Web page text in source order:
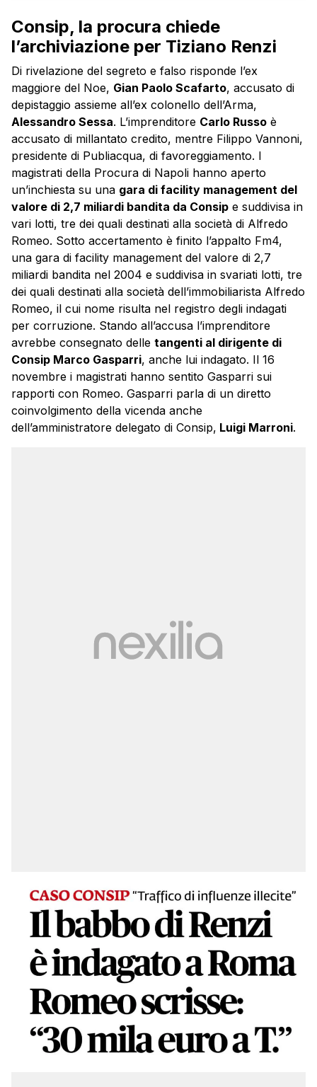
Consip, la procura chiede
l’archiviazione per Tiziano Renzi
Di rivelazione del segreto e falso risponde l’ex
maggiore del Noe, Gian Paolo Scafarto, accusato di
depistaggio assieme all’ex colonello dell’Arma,
Alessandro Sessa. L’imprenditore Carlo Russo è
accusato di millantato credito, mentre Filippo Vannoni,
presidente di Publiacqua, di favoreggiamento. I
magistrati della Procura di Napoli hanno aperto
un’inchiesta su una gara di facility management del
valore di 2,7 miliardi bandita da Consip e suddivisa in
vari lotti, tre dei quali destinati alla società di Alfredo
Romeo. Sotto accertamento è finito l’appalto Fm4,
una gara di facility management del valore di 2,7
miliardi bandita nel 2004 e suddivisa in svariati lotti, tre
dei quali destinati alla società dell’immobiliarista Alfredo
Romeo, il cui nome risulta nel registro degli indagati
per corruzione. Stando all’accusa l’imprenditore
avrebbe consegnato delle tangenti al dirigente di
Consip Marco Gasparri, anche lui indagato. Il 16
novembre i magistrati hanno sentito Gasparri sui
rapporti con Romeo. Gasparri parla di un diretto
coinvolgimento della vicenda anche
dell’amministratore delegato di Consip, Luigi Marroni.